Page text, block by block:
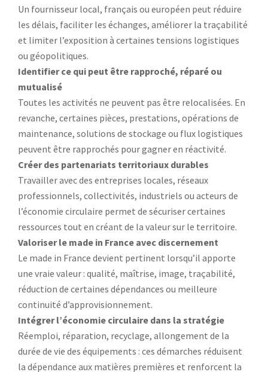
Un fournisseur local, français ou européen peut réduire
les délais, faciliter les échanges, améliorer la traçabilité
et limiter l’exposition à certaines tensions logistiques
ou géopolitiques.
Identifier ce qui peut être rapproché, réparé ou
mutualisé
Toutes les activités ne peuvent pas être relocalisées. En
revanche, certaines pièces, prestations, opérations de
maintenance, solutions de stockage ou flux logistiques
peuvent être rapprochés pour gagner en réactivité.
Créer des partenariats territoriaux durables
Travailler avec des entreprises locales, réseaux
professionnels, collectivités, industriels ou acteurs de
l’économie circulaire permet de sécuriser certaines
ressources tout en créant de la valeur sur le territoire.
Valoriser le made in France avec discernement
Le made in France devient pertinent lorsqu’il apporte
une vraie valeur : qualité, maîtrise, image, traçabilité,
réduction de certaines dépendances ou meilleure
continuité d’approvisionnement.
Intégrer l’économie circulaire dans la stratégie
Réemploi, réparation, recyclage, allongement de la
durée de vie des équipements : ces démarches réduisent
la dépendance aux matières premières et renforcent la